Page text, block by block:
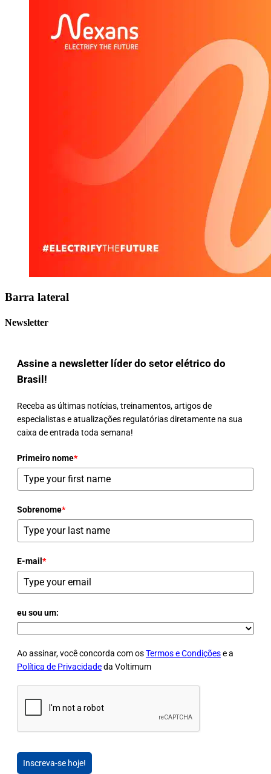
Barra lateral
Newsletter
Assine a newsletter líder do setor elétrico do
Brasil!
Receba as últimas notícias, treinamentos, artigos de
especialistas e atualizações regulatórias diretamente na sua
caixa de entrada toda semana!
Primeiro nome*
Sobrenome*
E-mail *
eu sou um:
Ao assinar, você concorda com osTermos e Condiçõese a
Política de Privacidadeda Voltimum
Inscreva-se hoje!